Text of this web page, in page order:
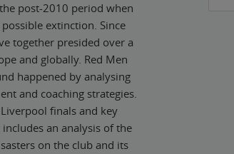
post-2010 period when
extinction. Since
together presided over a
and globally. Red Men
happened by analysing
and coaching strategies.
finals and key
an analysis of the
on the club and its